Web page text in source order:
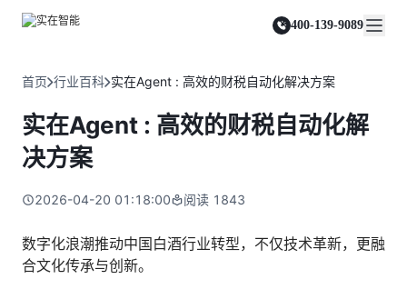
400-139-9089
人人都会用的智能体
智能文档审阅平台
实在 RPA 机器人
可靠的机器人终端
实在 RPA 控制器
强大的智能中枢
全面支持国产信创生态
实在取数宝
一键提数整合，洞察更高效
通信运营商
零售电商
跨境电商
能源及制造业
医药行业
更多行业客户
金融
运营商
客服坐席 | 自动跟单 | 系统运维 | 智能审核
店铺运营 | 私域运营 | 数据运营 | 仓储管理
统计税务 | 行政审批 | 基层减负 | 优化营商
烟草
资源与支持
智能体市场
合作伙伴
客户支持
关于实在
媒体报道
视频动态
加入我们
首页 行业百科 实在Agent : 高效的财税自动化解决方案
实在Agent : 高效的财税自动化解
决方案
2026-04-20 01:18:00 阅读 1843
数字化浪潮推动中国白酒行业转型，不仅技术革新，更融
合文化传承与创新。